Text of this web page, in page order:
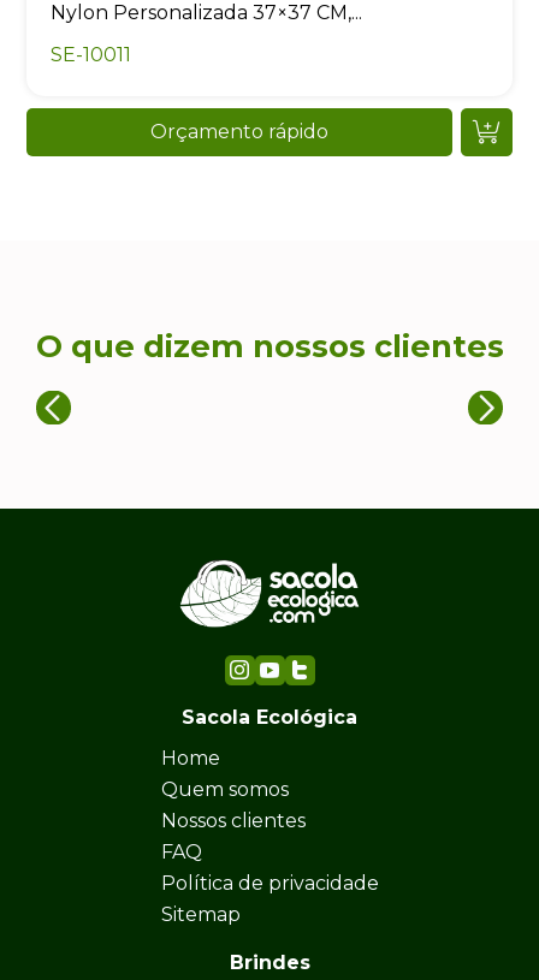
Nylon Personalizada 37×37 CM,...
SE-10011
Orçamento rápido
O que dizem nossos clientes
Sacola Ecológica
Home
Quem somos
Nossos clientes
FAQ
Política de privacidade
Sitemap
Brindes